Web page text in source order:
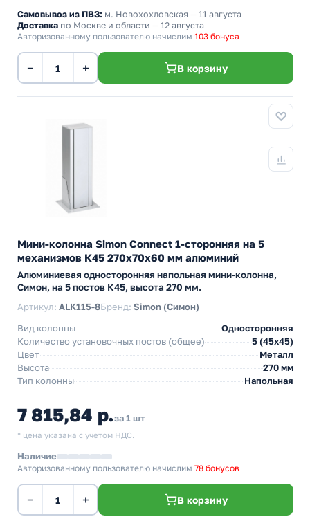
Самовывоз из ПВЗ: м. Новохохловская — 11 августа
Доставка по Москве и области — 12 августа
Авторизованному пользователю начислим 103 бонуса
− + В корзину
Мини-колонна Simon Connect 1-сторонняя на 5
механизмов К45 270х70х60 мм алюминий
Алюминиевая односторонняя напольная мини-колонна,
Симон, на 5 постов К45, высота 270 мм.
Артикул: ALK115-8Бренд: Simon (Симон)
Вид колонны
Односторонняя
Количество установочных постов (общее)
5 (45х45)
Цвет
Металл
Высота
270 мм
Тип колонны
Напольная
7 815,84 р.за 1 шт
* цена указана с учетом НДС.
Наличие
Авторизованному пользователю начислим 78 бонусов
− + В корзину